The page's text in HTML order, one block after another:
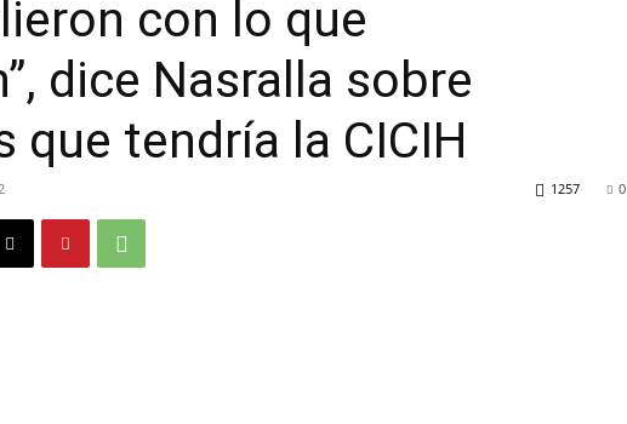
con lo que
dice Nasralla sobre
que tendría la CICIH
0
1257